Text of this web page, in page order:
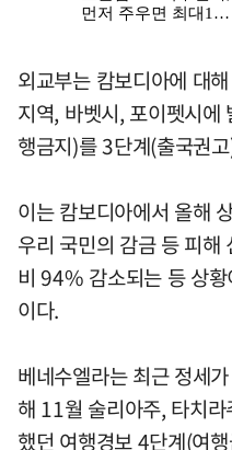
외교부는 캄보디아에 대
지역, 바벳시, 포이펫시에
행금지)를 3단계(출국권
이는 캄보디아에서 올해
우리 국민의 감금 등 피해
비 94% 감소되는 등 상
이다.
베네수엘라는 최근 정세
해 11월 술리아주, 타치
했던 여행경보 4단계(여